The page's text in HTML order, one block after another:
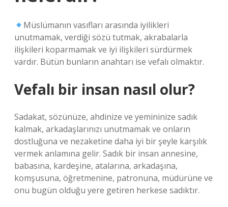
Müslümanın vasıfları arasında iyilikleri
unutmamak, verdiği sözü tutmak, akrabalarla
ilişkileri koparmamak ve iyi ilişkileri sürdürmek
vardır. Bütün bunların anahtarı ise vefalı olmaktır.
Vefalı bir insan nasıl olur?
Sadakat, sözünüze, ahdinize ve yemininize sadık
kalmak, arkadaşlarınızı unutmamak ve onların
dostluğuna ve nezaketine daha iyi bir şeyle karşılık
vermek anlamına gelir. Sadık bir insan annesine,
babasına, kardeşine, atalarına, arkadaşına,
komşusuna, öğretmenine, patronuna, müdürüne ve
onu bugün olduğu yere getiren herkese sadıktır.